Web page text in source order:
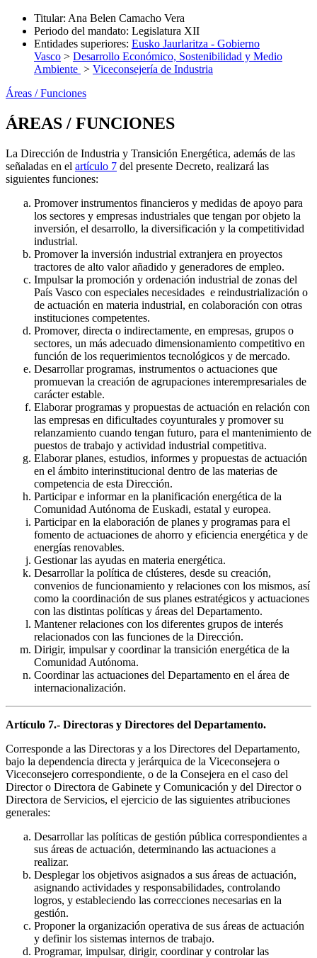
Titular: Ana Belen Camacho Vera
Periodo del mandato: Legislatura XII
Entidades superiores: Eusko Jaurlaritza - Gobierno
Vasco > Desarrollo Económico, Sostenibilidad y Medio
Ambiente > Viceconsejería de Industria
Áreas / Funciones
ÁREAS / FUNCIONES
La Dirección de Industria y Transición Energética, además de las
señaladas en el artículo 7 del presente Decreto, realizará las
siguientes funciones:
Promover instrumentos financieros y medidas de apoyo para
los sectores y empresas industriales que tengan por objeto la
inversión, el desarrollo, la diversificación y la competitividad
industrial.
Promover la inversión industrial extranjera en proyectos
tractores de alto valor añadido y generadores de empleo.
Impulsar la promoción y ordenación industrial de zonas del
País Vasco con especiales necesidades e reindustrialización o
de actuación en materia industrial, en colaboración con otras
instituciones competentes.
Promover, directa o indirectamente, en empresas, grupos o
sectores, un más adecuado dimensionamiento competitivo en
función de los requerimientos tecnológicos y de mercado.
Desarrollar programas, instrumentos o actuaciones que
promuevan la creación de agrupaciones interempresariales de
carácter estable.
Elaborar programas y propuestas de actuación en relación con
las empresas en dificultades coyunturales y promover su
relanzamiento cuando tengan futuro, para el mantenimiento de
puestos de trabajo y actividad industrial competitiva.
Elaborar planes, estudios, informes y propuestas de actuación
en el ámbito interinstitucional dentro de las materias de
competencia de esta Dirección.
Participar e informar en la planificación energética de la
Comunidad Autónoma de Euskadi, estatal y europea.
Participar en la elaboración de planes y programas para el
fomento de actuaciones de ahorro y eficiencia energética y de
energías renovables.
Gestionar las ayudas en materia energética.
Desarrollar la política de clústeres, desde su creación,
convenios de funcionamiento y relaciones con los mismos, así
como la coordinación de sus planes estratégicos y actuaciones
con las distintas políticas y áreas del Departamento.
Mantener relaciones con los diferentes grupos de interés
relacionados con las funciones de la Dirección.
Dirigir, impulsar y coordinar la transición energética de la
Comunidad Autónoma.
Coordinar las actuaciones del Departamento en el área de
internacionalización.
Artículo 7.- Directoras y Directores del Departamento.
Corresponde a las Directoras y a los Directores del Departamento,
bajo la dependencia directa y jerárquica de la Viceconsejera o
Viceconsejero correspondiente, o de la Consejera en el caso del
Director o Directora de Gabinete y Comunicación y del Director o
Directora de Servicios, el ejercicio de las siguientes atribuciones
generales:
Desarrollar las políticas de gestión pública correspondientes a
sus áreas de actuación, determinando las actuaciones a
realizar.
Desplegar los objetivos asignados a sus áreas de actuación,
asignando actividades y responsabilidades, controlando
logros, y estableciendo las correcciones necesarias en la
gestión.
Proponer la organización operativa de sus áreas de actuación
y definir los sistemas internos de trabajo.
Programar, impulsar, dirigir, coordinar y controlar las